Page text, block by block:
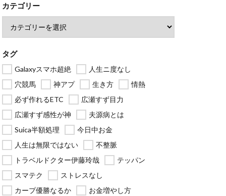
カテゴリー
タグ
Galaxyスマホ超絶
人生ニ度なし
穴競馬
神アプ 生き方
情熱
必ず作れるETC
広瀬すず目力
広瀬すず感性が神
夫源病とは
Suica半額処理
今日中お金
人生は無限ではない
不整脈
トラベルドクター伊藤玲哉
テッパン
スマテク
ストレスなし
カープ優勝なるか
お金増やし方